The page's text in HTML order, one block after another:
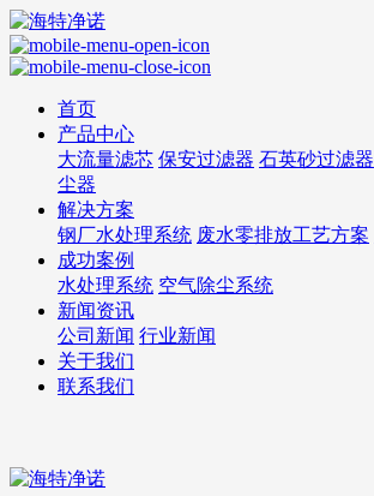
首页
产品中心
大流量滤芯 保安过滤器 石英砂过滤器
尘器
解决方案
钢厂水处理系统 废水零排放工艺方案
成功案例
水处理系统 空气除尘系统
新闻资讯
公司新闻 行业新闻
关于我们
联系我们